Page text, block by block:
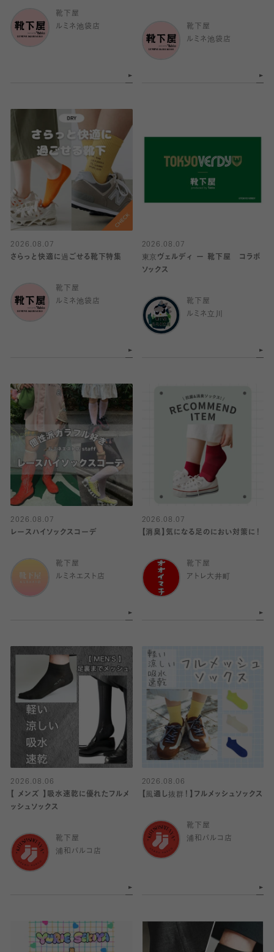
靴下屋
ルミネ池袋店
靴下屋
ルミネ池袋店
2026.08.07
さらっと快適に過ごせる靴下特集
靴下屋
ルミネ池袋店
2026.08.07
東京ヴェルディ ー 靴下屋 コラボ
ソックス
靴下屋
ルミネ立川
2026.08.07
レースハイソックスコーデ
靴下屋
ルミネエスト店
2026.08.07
【消臭】気になる足のにおい対策に！
靴下屋
アトレ大井町
2026.08.06
【 メンズ 】吸水速乾に優れたフルメ
ッシュソックス
靴下屋
浦和パルコ店
2026.08.06
【風通し抜群！】フルメッシュソックス
靴下屋
浦和パルコ店